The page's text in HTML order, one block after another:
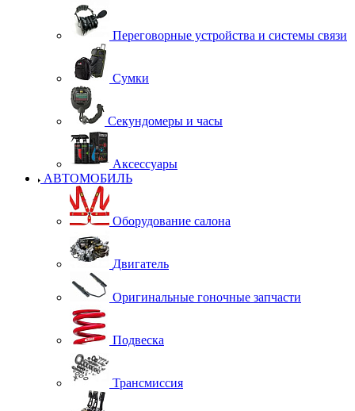
Переговорные устройства и системы связи
Сумки
Секундомеры и часы
Аксессуары
АВТОМОБИЛЬ
Оборудование салона
Двигатель
Оригинальные гоночные запчасти
Подвеска
Трансмиссия